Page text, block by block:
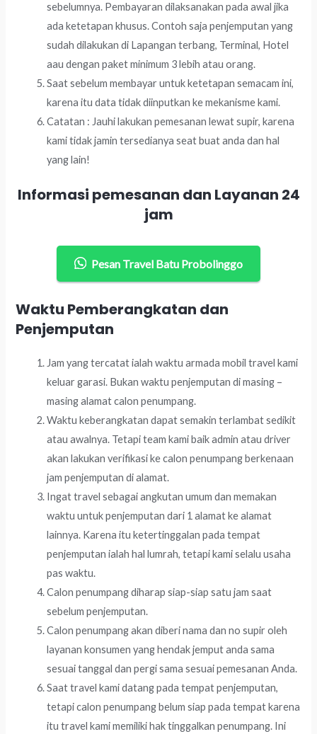
sebelumnya. Pembayaran dilaksanakan pada awal jika
ada ketetapan khusus. Contoh saja penjemputan yang
sudah dilakukan di Lapangan terbang, Terminal, Hotel
aau dengan paket minimum 3 lebih atau orang.
Saat sebelum membayar untuk ketetapan semacam ini,
karena itu data tidak diinputkan ke mekanisme kami.
Catatan : Jauhi lakukan pemesanan lewat supir, karena
kami tidak jamin tersedianya seat buat anda dan hal
yang lain!
Informasi pemesanan dan Layanan 24
jam
Pesan Travel Batu Probolinggo
Waktu Pemberangkatan dan
Penjemputan
Jam yang tercatat ialah waktu armada mobil travel kami
keluar garasi. Bukan waktu penjemputan di masing –
masing alamat calon penumpang.
Waktu keberangkatan dapat semakin terlambat sedikit
atau awalnya. Tetapi team kami baik admin atau driver
akan lakukan verifikasi ke calon penumpang berkenaan
jam penjemputan di alamat.
Ingat travel sebagai angkutan umum dan memakan
waktu untuk penjemputan dari 1 alamat ke alamat
lainnya. Karena itu ketertinggalan pada tempat
penjemputan ialah hal lumrah, tetapi kami selalu usaha
pas waktu.
Calon penumpang diharap siap-siap satu jam saat
sebelum penjemputan.
Calon penumpang akan diberi nama dan no supir oleh
layanan konsumen yang hendak jemput anda sama
sesuai tanggal dan pergi sama sesuai pemesanan Anda.
Saat travel kami datang pada tempat penjemputan,
tetapi calon penumpang belum siap pada tempat karena
itu travel kami memiliki hak tinggalkan penumpang. Ini